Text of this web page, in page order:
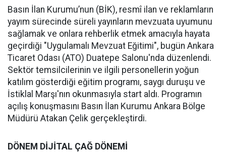
Basın İlan Kurumu’nun (BİK), resmî ilan ve reklamların
yayım sürecinde süreli yayınların mevzuata uyumunu
sağlamak ve onlara rehberlik etmek amacıyla hayata
geçirdiği "Uygulamalı Mevzuat Eğitimi", bugün Ankara
Ticaret Odası (ATO) Duatepe Salonu'nda düzenlendi.
Sektör temsilcilerinin ve ilgili personellerin yoğun
katılım gösterdiği eğitim programı, saygı duruşu ve
İstiklal Marşı'nın okunmasıyla start aldı. Programın
açılış konuşmasını Basın İlan Kurumu Ankara Bölge
Müdürü Atakan Çelik gerçekleştirdi.
DÖNEM DİJİTAL ÇAĞ DÖNEMİ